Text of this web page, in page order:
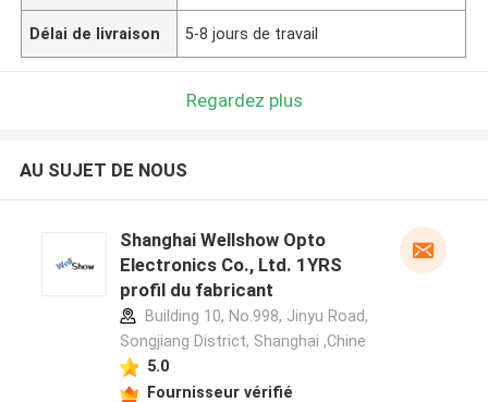
Délai de livraison 5-8 jours de travail
Regardez plus
AU SUJET DE NOUS
Shanghai Wellshow Opto
Electronics Co., Ltd. 1YRS
profil du fabricant
Building 10, No.998, Jinyu Road,
Songjiang District, Shanghai ,Chine
5.0
Fournisseur vérifié